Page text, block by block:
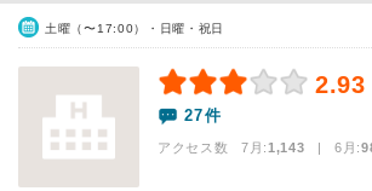
土曜（〜17:00）・日曜・祝日
2.93
27件
アクセス数 7月:1,143 | 6月: